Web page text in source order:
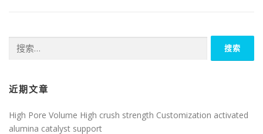
索：
近期文章
High Pore Volume High crush strength Customization activated
alumina catalyst support